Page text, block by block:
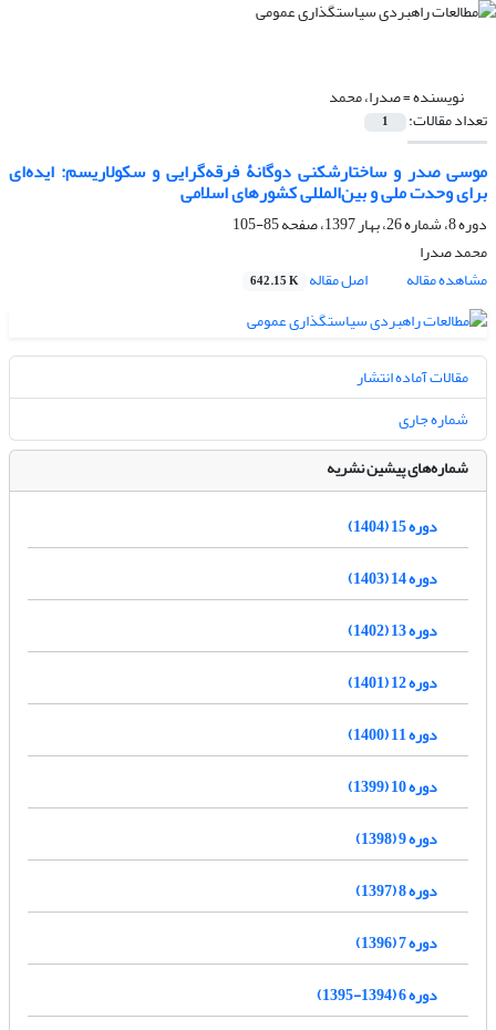
نویسنده =صدرا، محمد
تعداد مقالات: 1
موسی صدر و ساختارشکنی دوگانۀ فرقه‌گرایی و سکولاریسم: ایده‌ای
برای وحدت ملی و بین‌المللی کشورهای اسلامی
دوره 8، شماره 26، بهار 1397، صفحه
85-105
محمد صدرا
مشاهده مقاله
اصل مقاله 642.15 K
مقالات آماده انتشار
شماره جاری
شماره‌های پیشین نشریه
دوره 15 (1404)
دوره 14 (1403)
دوره 13 (1402)
دوره 12 (1401)
دوره 11 (1400)
دوره 10 (1399)
دوره 9 (1398)
دوره 8 (1397)
دوره 7 (1396)
دوره 6 (1394-1395)